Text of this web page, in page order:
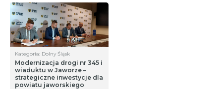
Kategoria: Dolny Śląsk
Modernizacja drogi nr 345 i
wiaduktu w Jaworze –
strategiczne inwestycje dla
powiatu jaworskiego